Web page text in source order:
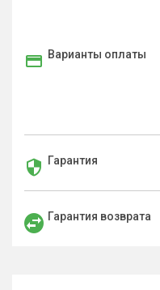
Варианты оплаты
Гарантия
Гарантия возврата